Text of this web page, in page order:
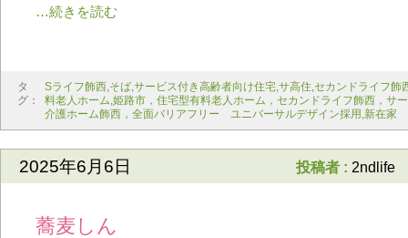
タ
グ：
Sライフ飾西,そば,サービス付き高齢者向け住宅,サ高住,セカンドライフ飾
料老人ホーム,姫路市，住宅型有料老人ホーム，セカンドライフ飾西，サ
介護ホーム飾西，全面バリアフリー ユニバーサルデザイン採用 ,新在家
2025年6月6日 投稿者 : 2ndlife
蕎麦しん